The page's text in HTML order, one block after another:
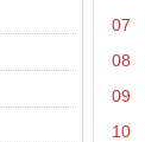
07
08
09
10